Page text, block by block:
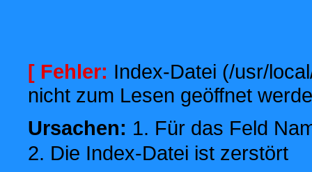
[ Fehler: Index-Datei (/usr/
nicht zum Lesen geöffnet
Ursachen: 1. Für das Feld
2. Die Index-Datei ist zerstört